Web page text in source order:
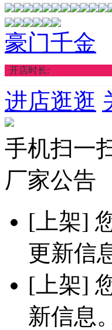
豪门千金
开店时长:
进店逛逛
手机扫一
厂家公告
[上架]
更新信
[上架]
新信息